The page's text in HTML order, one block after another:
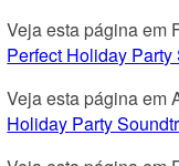
Veja esta página em
Perfect Holiday
Veja esta página em
Holiday Party